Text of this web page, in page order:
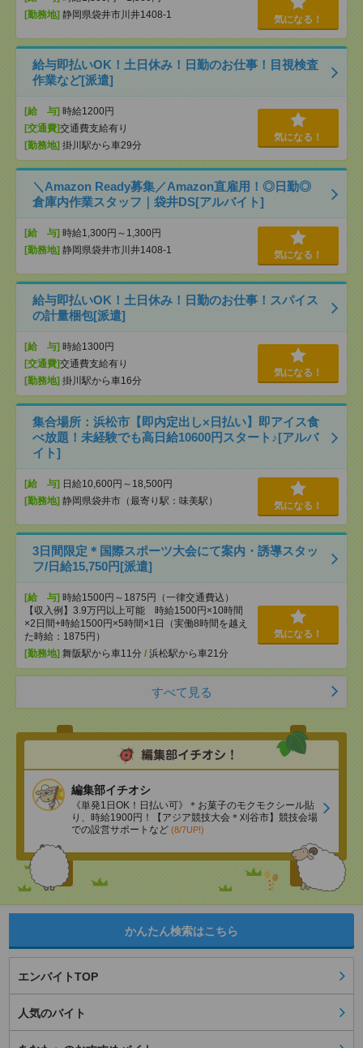
[勤務地] 静岡県袋井市川井1408-1 気になる！
給与即払いOK！土日休み！日勤のお仕事！目視検査
作業など[派遣]
[給 与] 時給1200円
[交通費]交通費支給有り
[勤務地] 掛川駅から車29分
気になる！
＼Amazon Ready募集／Amazon直雇用！◎日勤◎
倉庫内作業スタッフ｜袋井DS[アルバイト]
[給 与] 時給1,300円～1,300円
[勤務地] 静岡県袋井市川井1408-1 気になる！
給与即払いOK！土日休み！日勤のお仕事！スパイス
の計量梱包[派遣]
[給 与] 時給1300円
[交通費]交通費支給有り
[勤務地] 掛川駅から車16分
気になる！
集合場所：浜松市【即内定出し×日払い】即アイス食
べ放題！未経験でも高日給10600円スタート♪[アルバ
イト]
[給 与] 日給10,600円～18,500円
[勤務地] 静岡県袋井市（最寄り駅：味美駅） 気になる！
3日間限定＊国際スポーツ大会にて案内・誘導スタッ
フ/日給15,750円[派遣]
[給 与] 時給1500円～1875円（一律交通費込）
【収入例】3.9万円以上可能 時給1500円×10時間
×2日間+時給1500円×5時間×1日（実働8時間を越え
た時給：1875円）
[勤務地] 舞阪駅から車11分 / 浜松駅から車21分
気になる！
すべて見る
編集部イチオシ
《単発1日OK！日払い可》＊お菓子のモクモクシール貼
り、時給1900円！【アジア競技大会＊刈谷市】競技会場
での設営サポートなど (8/7UP!)
かんたん検索はこちら
エンバイトTOP
人気のバイト